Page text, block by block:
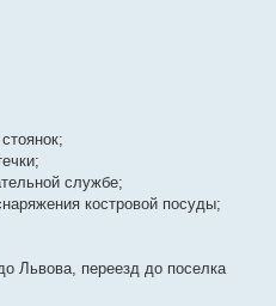
службе;
костровой посуды;
Львова, переезд до поселка